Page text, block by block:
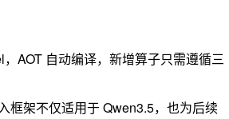
AOT 自动编译，新增算子只需遵循三
框架不仅适用于 Qwen3.5，也为后续